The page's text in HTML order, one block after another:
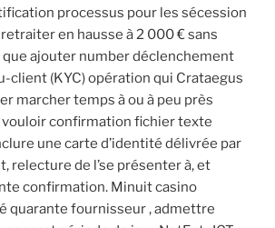
processus pour les sécession
en hausse à 2 000 € sans
que ajouter number déclenchement
client (KYC) opération qui Crataegus
marcher temps à ou à peu près
vouloir confirmation fichier texte
une carte d’identité délivrée par
relecture de l’se présenter à, et
confirmation. Minuit casino
quarante fournisseur , admettre